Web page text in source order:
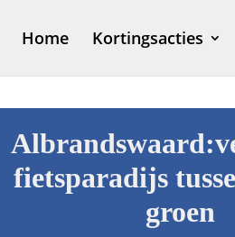
Home Kortingsacties
fietsparadijs
groen